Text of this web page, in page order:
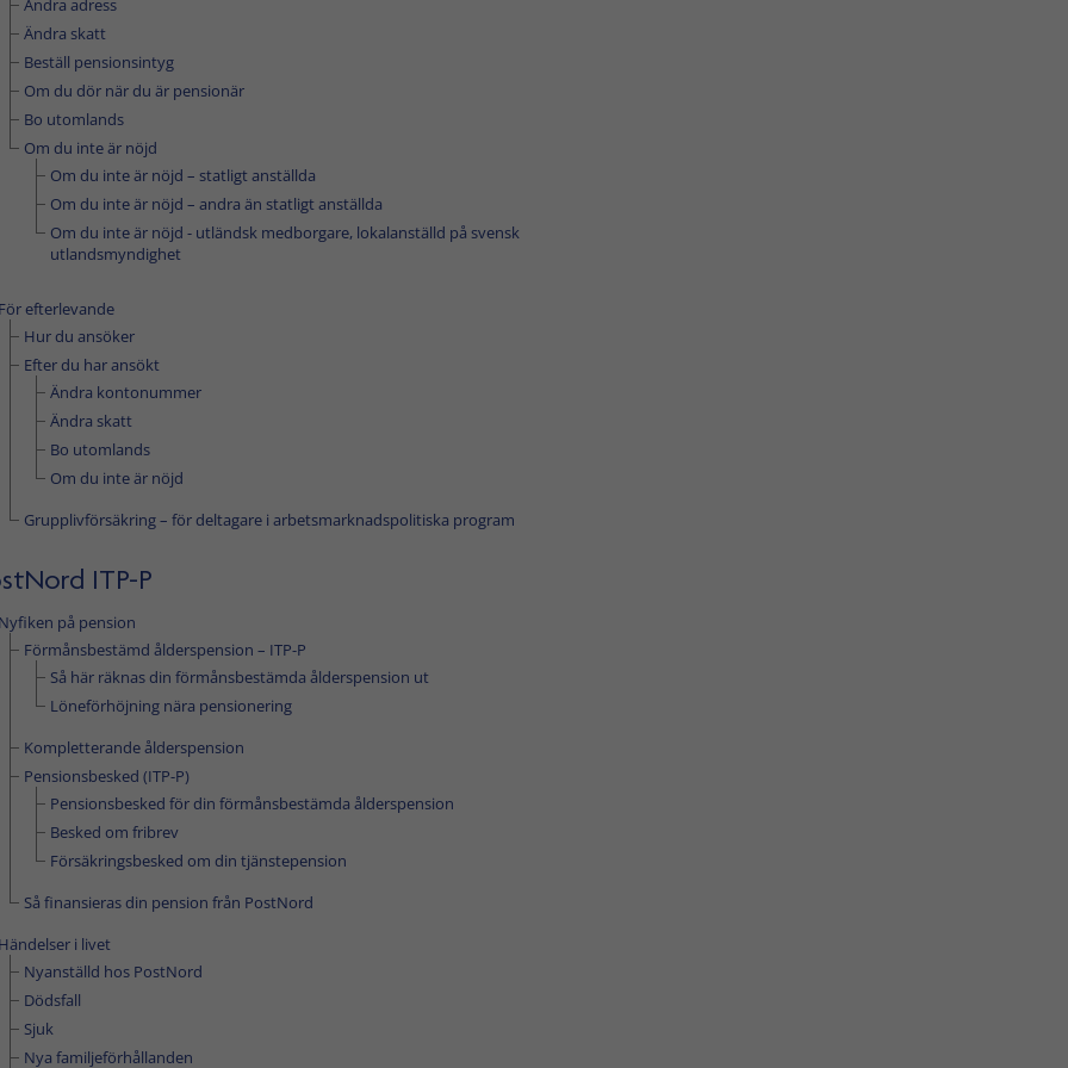
Ändra adress
Ändra skatt
Beställ pensionsintyg
Om du dör när du är pensionär
Bo utomlands
Om du inte är nöjd
Om du inte är nöjd – statligt anställda
Om du inte är nöjd – andra än statligt anställda
Om du inte är nöjd - utländsk medborgare, lokalanställd på svensk
utlandsmyndighet
efterlevande
Hur du ansöker
Efter du har ansökt
Ändra kontonummer
Ändra skatt
Bo utomlands
Om du inte är nöjd
Grupplivförsäkring – för deltagare i arbetsmarknadspolitiska program
ITP-P
på pension
Förmånsbestämd ålderspension – ITP-P
Så här räknas din förmånsbestämda ålderspension ut
Löneförhöjning nära pensionering
Kompletterande ålderspension
Pensionsbesked (ITP-P)
Pensionsbesked för din förmånsbestämda ålderspension
Besked om fribrev
Försäkringsbesked om din tjänstepension
Så finansieras din pension från PostNord
i livet
Nyanställd hos PostNord
Dödsfall
Sjuk
Nya familjeförhållanden